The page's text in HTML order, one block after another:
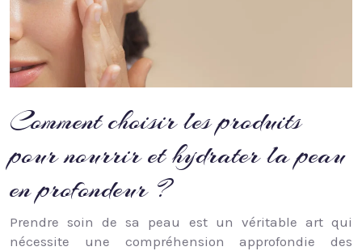
Comment choisir les produits
pour nourrir et hydrater la peau
en profondeur ?
Prendre soin de sa peau est un véritable art qui
nécessite une compréhension approfondie des